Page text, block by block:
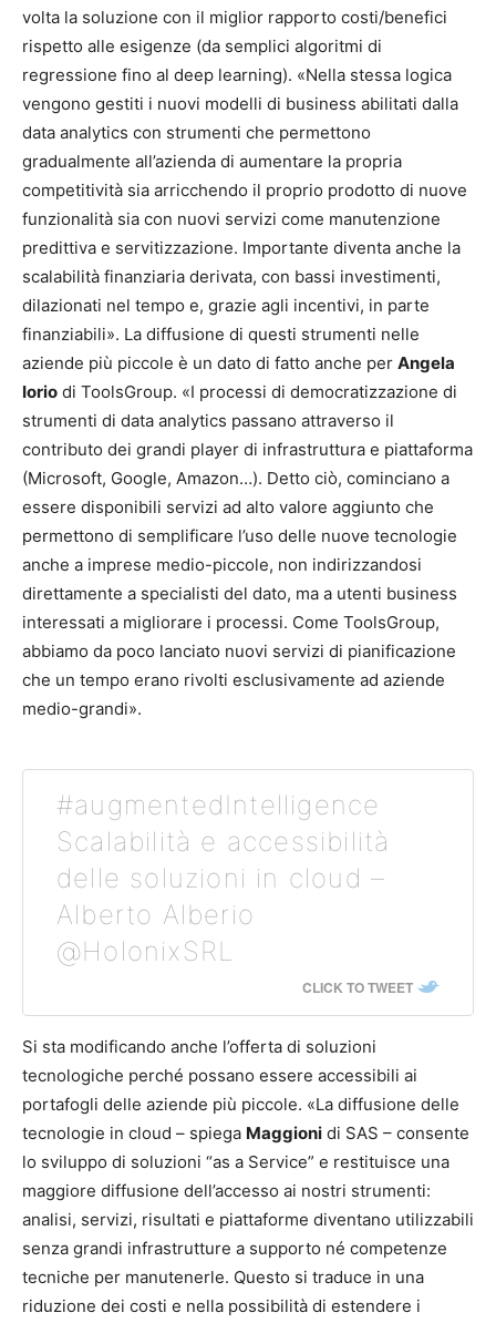
volta la soluzione con il miglior rapporto costi/benefici
rispetto alle esigenze (da semplici algoritmi di
regressione fino al deep learning). «Nella stessa logica
vengono gestiti i nuovi modelli di business abilitati dalla
data analytics con strumenti che permettono
gradualmente all’azienda di aumentare la propria
competitività sia arricchendo il proprio prodotto di nuove
funzionalità sia con nuovi servizi come manutenzione
predittiva e servitizzazione. Importante diventa anche la
scalabilità finanziaria derivata, con bassi investimenti,
dilazionati nel tempo e, grazie agli incentivi, in parte
finanziabili». La diffusione di questi strumenti nelle
aziende più piccole è un dato di fatto anche per Angela
Iorio di ToolsGroup. «I processi di democratizzazione di
strumenti di data analytics passano attraverso il
contributo dei grandi player di infrastruttura e piattaforma
(Microsoft, Google, Amazon…). Detto ciò, cominciano a
essere disponibili servizi ad alto valore aggiunto che
permettono di semplificare l’uso delle nuove tecnologie
anche a imprese medio-piccole, non indirizzandosi
direttamente a specialisti del dato, ma a utenti business
interessati a migliorare i processi. Come ToolsGroup,
abbiamo da poco lanciato nuovi servizi di pianificazione
che un tempo erano rivolti esclusivamente ad aziende
medio-grandi».
#augmentedIntelligence
Scalabilità e accessibilità
delle soluzioni in cloud –
Alberto Alberio
@HolonixSRL
CLICK TO TWEET
Si sta modificando anche l’offerta di soluzioni
tecnologiche perché possano essere accessibili ai
portafogli delle aziende più piccole. «La diffusione delle
tecnologie in cloud – spiega Maggioni di SAS – consente
lo sviluppo di soluzioni “as a Service” e restituisce una
maggiore diffusione dell’accesso ai nostri strumenti:
analisi, servizi, risultati e piattaforme diventano utilizzabili
senza grandi infrastrutture a supporto né competenze
tecniche per manutenerle. Questo si traduce in una
riduzione dei costi e nella possibilità di estendere i